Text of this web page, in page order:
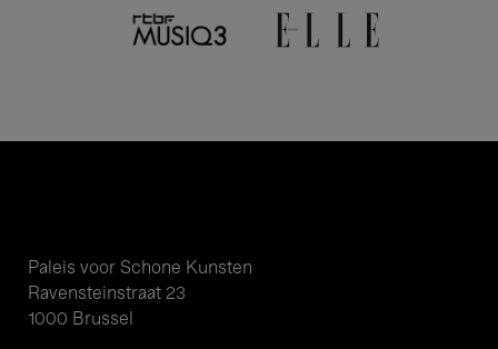
Paleis voor Schone Kunsten
Ravensteinstraat 23
1000 Brussel